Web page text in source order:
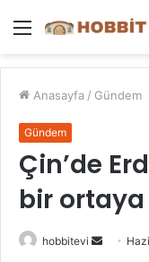
Menü
Anasayfa / Gündem
Gündem
Çin’de
bir
hobbitevi
Bir